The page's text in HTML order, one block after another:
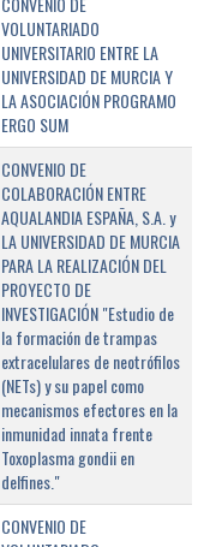
VOLUNTARIADO
UNIVERSITARIO ENTRE LA
UNIVERSIDAD DE MURCIA Y
LA ASOCIACIÓN PROGRAMO
ERGO SUM
CONVENIO DE
COLABORACIÓN ENTRE
AQUALANDIA ESPAÑA, S.A. y
LA UNIVERSIDAD DE MURCIA
PARA LA REALIZACIÓN DEL
PROYECTO DE
INVESTIGACIÓN "Estudio de
la formación de trampas
extracelulares de neotrófilos
(NETs) y su papel como
mecanismos efectores en la
inmunidad innata frente
Toxoplasma gondii en
delfines."
CONVENIO DE